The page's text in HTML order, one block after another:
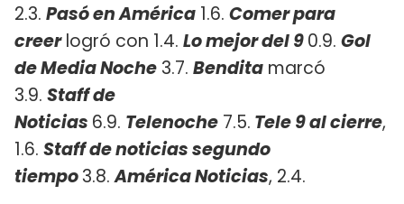
2.3. Pasó en América 1.6. Comer para
creerlogró con 1.4. Lo mejor del 90.9. Gol
de Media Noche 3.7. Bendita marcó
3.9. Staff de
Noticias 6.9. Telenoche 7.5. Tele 9 al cierre,
1.6. Staff de noticias segundo
tiempo3.8.América Noticias, 2.4.